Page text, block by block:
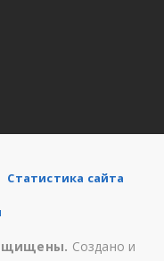
Статистика сайта
Создано и